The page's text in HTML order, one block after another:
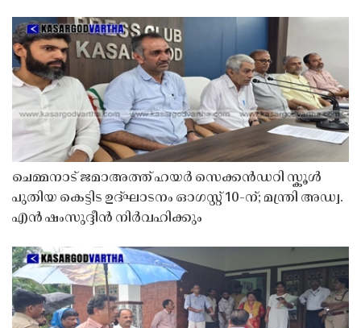
ചെമ്മനാട് ജമാഅത്ത് ഹയർ സെക്കൻഡറി സ്കൂൾ
പുതിയ കെട്ടിട ഉദ്ഘാടനം ഓഗസ്റ്റ് 10-ന്; മന്ത്രി അഡ്വ.
എൻ ഷംസുദ്ദീൻ നിർവഹിക്കും